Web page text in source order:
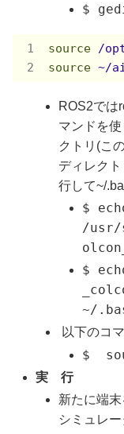
$
source /
source ~/
ROS2では
マンドを
クトリ(こ
ディレク
行して~/
$
/usr/
$
~/
以下のコ
$
実 行
新たに端
シミュレ